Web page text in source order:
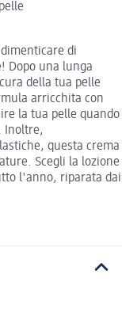
di
Dopo una lunga
della tua pelle
arricchita con
la tua pelle quando
Inoltre,
questa crema
Scegli la lozione
l'anno, riparata dai